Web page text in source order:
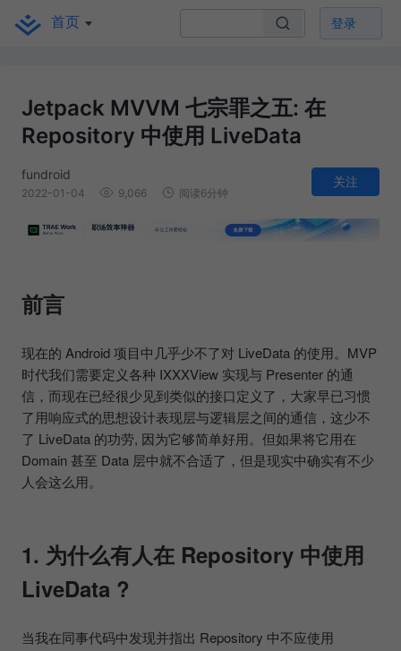
首页 登录
Jetpack MVVM 七宗罪之五: 在
Repository 中使用 LiveData
fundroid
2022-01-04 9,066 阅读6分钟
关注
前言
现在的 Android 项目中几乎少不了对 LiveData 的使用。MVP
时代我们需要定义各种 IXXXView 实现与 Presenter 的通
信，而现在已经很少见到类似的接口定义了，大家早已习惯
了用响应式的思想设计表现层与逻辑层之间的通信，这少不
了 LiveData 的功劳, 因为它够简单好用。但如果将它用在
Domain 甚至 Data 层中就不合适了，但是现实中确实有不少
人会这么用。
1. 为什么有人在 Repository 中使用
LiveData ?
当我在同事代码中发现并指出 Repository 中不应使用